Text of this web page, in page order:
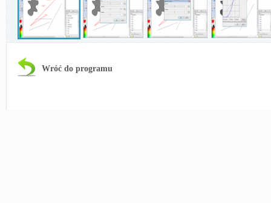
Wróć do programu